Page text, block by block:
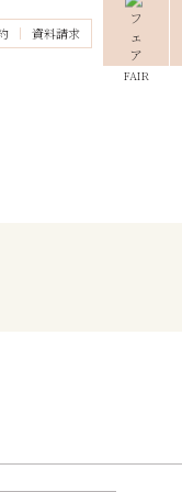
資料請求
FAIR